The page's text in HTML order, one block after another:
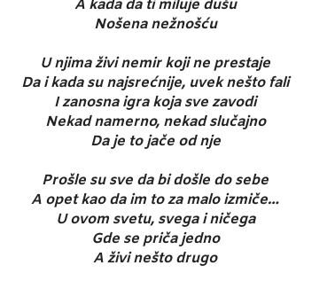
A kada da ti miluje dušu
Nošena nežnošću
U njima živi nemir koji ne prestaje
Da i kada su najsrećnije, uvek nešto fali
I zanosna igra koja sve zavodi
Nekad namerno, nekad slučajno
Da je to jače od nje
Prošle su sve da bi došle do sebe
A opet kao da im to za malo izmiče…
U ovom svetu, svega i ničega
Gde se priča jedno
A živi nešto drugo